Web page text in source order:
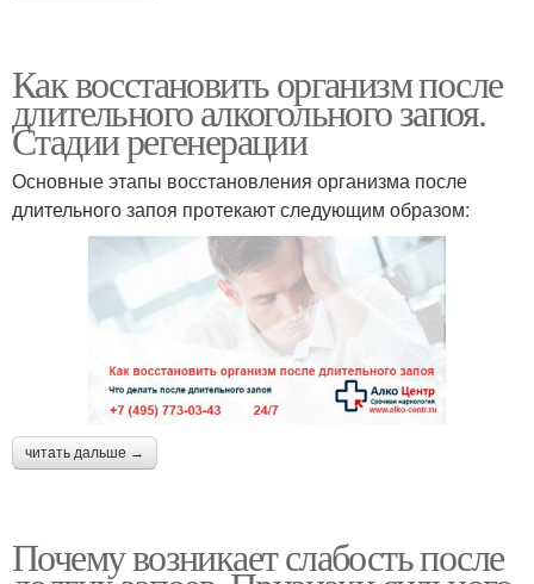
Как восстановить организм после
длительного алкогольного запоя.
Стадии регенерации
Основные этапы восстановления организма после
длительного запоя протекают следующим образом:
читать дальше →
Почему возникает слабость после